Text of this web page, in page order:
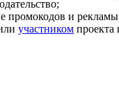
промокодов и
участником проекта